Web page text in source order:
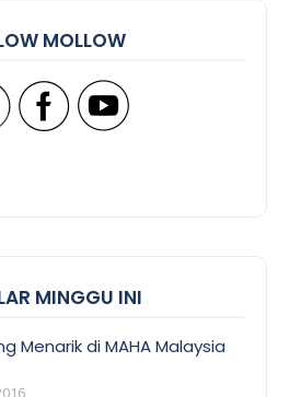
MOLLOW
MINGGU INI
Menarik di MAHA Malaysia